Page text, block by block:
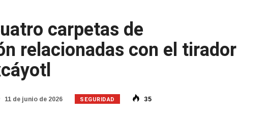
carpetas de
relacionadas con el tirador
11 de junio de 2026 SEGURIDAD 35